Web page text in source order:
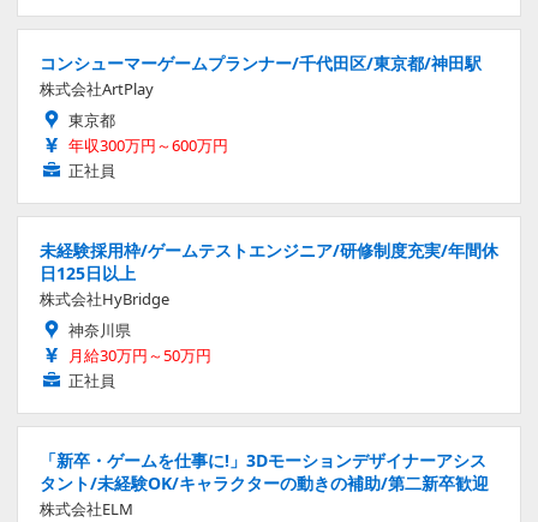
コンシューマーゲームプランナー/千代田区/東京都/神田駅
株式会社ArtPlay
東京都
年収300万円～600万円
正社員
未経験採用枠/ゲームテストエンジニア/研修制度充実/年間休
日125日以上
株式会社HyBridge
神奈川県
月給30万円～50万円
正社員
「新卒・ゲームを仕事に!」3Dモーションデザイナーアシス
タント/未経験OK/キャラクターの動きの補助/第二新卒歓迎
株式会社ELM